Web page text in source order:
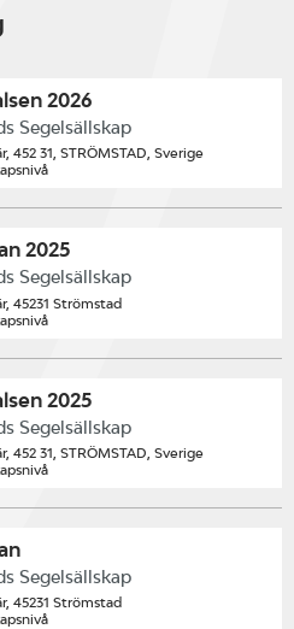
2026
Segelsällskap
452 31, STRÖMSTAD, Sverige
2025
Segelsällskap
45231 Strömstad
2025
Segelsällskap
452 31, STRÖMSTAD, Sverige
Segelsällskap
45231 Strömstad